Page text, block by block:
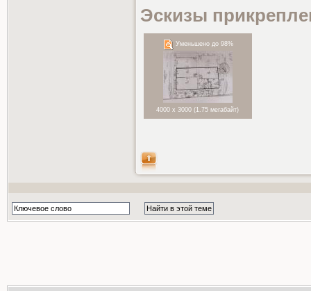
Эскизы
Уменьшено до 98%
4000 x 3000 (1.75 мегабайт)